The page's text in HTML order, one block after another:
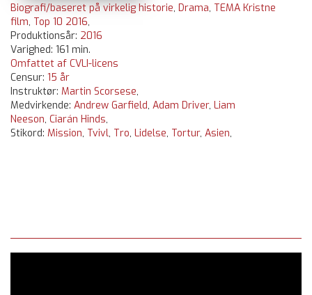
Biografi/baseret på virkelig historie, Drama, TEMA Kristne
film, Top 10 2016,
Produktionsår: 2016
Varighed: 161 min.
Omfattet af CVLI-licens
Censur: 15 år
Instruktør: Martin Scorsese,
Medvirkende: Andrew Garfield, Adam Driver, Liam
Neeson, Ciarán Hinds,
Stikord: Mission, Tvivl, Tro, Lidelse, Tortur, Asien,